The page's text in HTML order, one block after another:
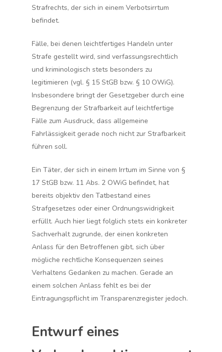
Strafrechts, der sich in einem Verbotsirrtum
befindet.
Fälle, bei denen leichtfertiges Handeln unter
Strafe gestellt wird, sind verfassungsrechtlich
und kriminologisch stets besonders zu
legitimieren (vgl. § 15 StGB bzw. § 10 OWiG).
Insbesondere bringt der Gesetzgeber durch eine
Begrenzung der Strafbarkeit auf leichtfertige
Fälle zum Ausdruck, dass allgemeine
Fahrlässigkeit gerade noch nicht zur Strafbarkeit
führen soll.
Ein Täter, der sich in einem Irrtum im Sinne von §
17 StGB bzw. 11 Abs. 2 OWiG befindet, hat
bereits objektiv den Tatbestand eines
Strafgesetzes oder einer Ordnungswidrigkeit
erfüllt. Auch hier liegt folglich stets einkonkreter
Sachverhaltzugrunde, der einen konkreten
Anlass für den Betroffenen gibt, sich über
mögliche rechtliche Konsequenzen seines
Verhaltens Gedanken zu machen. Gerade an
einem solchen Anlass fehlt es bei der
Eintragungspflicht im Transparenzregister jedoch.
Entwurf eines